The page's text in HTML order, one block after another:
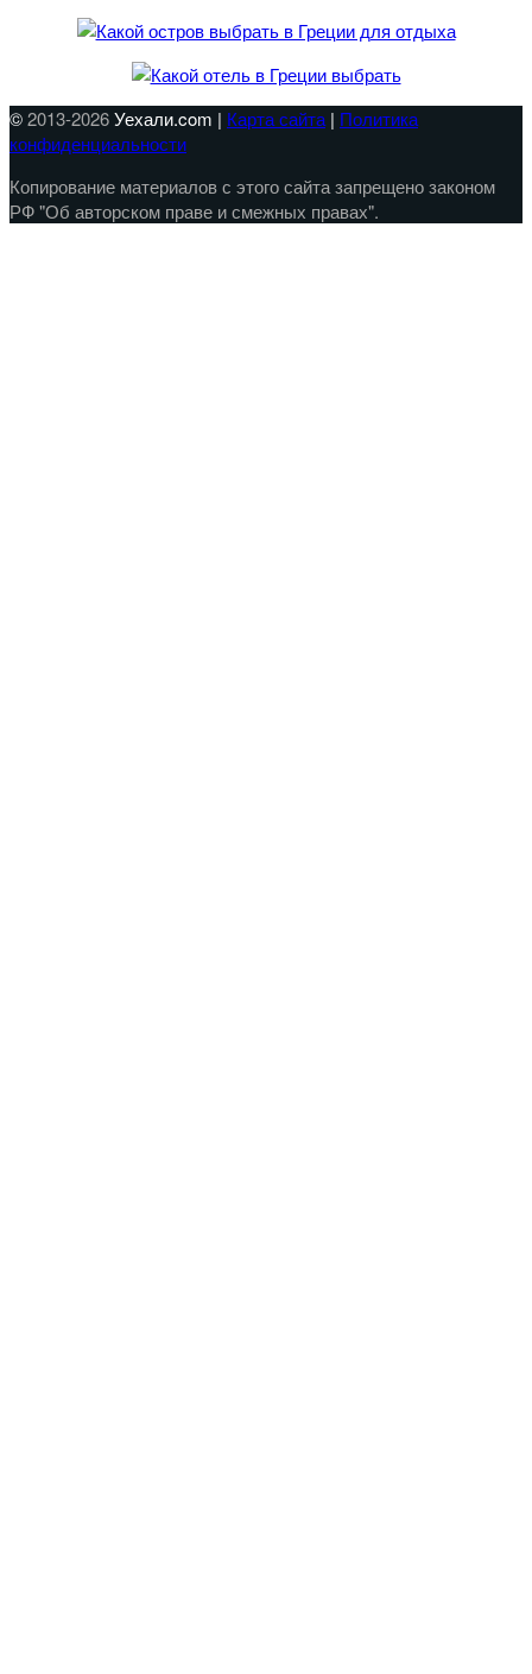
©2013-2026Уехали.com | Карта сайта | Политика
конфиденциальности
Копирование материалов с этого сайта запрещено законом
РФ "Об авторском праве и смежных правах".